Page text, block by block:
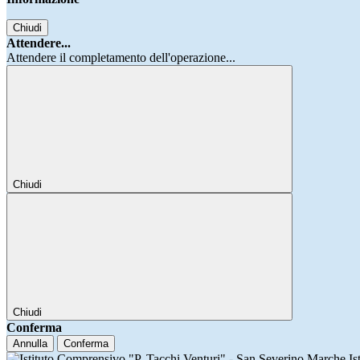
Chiudi
Attendere...
Attendere il completamento dell'operazione...
Chiudi
Chiudi
Conferma
Annulla Conferma